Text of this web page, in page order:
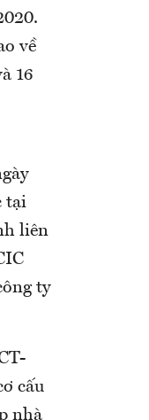
về
16
tại
liên
ty
cấu
nhà